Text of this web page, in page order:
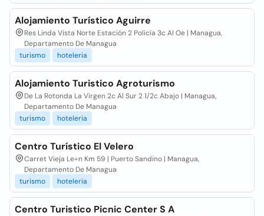
Alojamiento Turístico Aguirre
Res Linda Vista Norte Estación 2 Policía 3c Al Oe | Managua,
Departamento De Managua
turismo
hoteleria
Alojamiento Turistico Agroturismo
De La Rotonda La Virgen 2c Al Sur 2 1/2c Abajo | Managua,
Departamento De Managua
turismo
hoteleria
Centro Turístico El Velero
Carret Vieja Le÷n Km 59 | Puerto Sandino | Managua,
Departamento De Managua
turismo
hoteleria
Centro Turistico Picnic Center S A